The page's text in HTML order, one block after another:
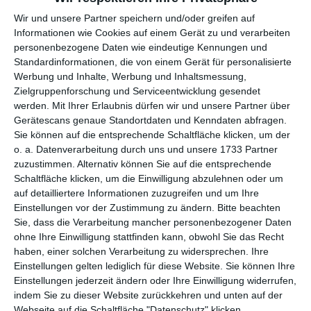
Wir und unsere Partner speichern und/oder greifen auf
Informationen wie Cookies auf einem Gerät zu und verarbeiten
personenbezogene Daten wie eindeutige Kennungen und
Standardinformationen, die von einem Gerät für personalisierte
Werbung und Inhalte, Werbung und Inhaltsmessung,
Zielgruppenforschung und Serviceentwicklung gesendet
werden.
Mit Ihrer Erlaubnis dürfen wir und unsere Partner über
Gerätescans genaue Standortdaten und Kenndaten abfragen.
Sie können auf die entsprechende Schaltfläche klicken, um der
o. a. Datenverarbeitung durch uns und unsere 1733 Partner
zuzustimmen. Alternativ können Sie auf die entsprechende
Schaltfläche klicken, um die Einwilligung abzulehnen oder um
auf detailliertere Informationen zuzugreifen und um Ihre
Einstellungen vor der Zustimmung zu ändern.
Bitte beachten
Sie, dass die Verarbeitung mancher personenbezogener Daten
ohne Ihre Einwilligung stattfinden kann, obwohl Sie das Recht
haben, einer solchen Verarbeitung zu widersprechen. Ihre
Einstellungen gelten lediglich für diese Website. Sie können Ihre
Einstellungen jederzeit ändern oder Ihre Einwilligung widerrufen,
indem Sie zu dieser Website zurückkehren und unten auf der
TEILEN
Facebook, Twitter, WhatsApp, ...
WEITERE KARTEN IN DIESEN
KATEGORIEN ANSEHEN
Valentinsgrüße, Valentinskarten
Grüße und Gedanken
Danke, Dankeskarten
Tiere, Tierkarten
Katzen